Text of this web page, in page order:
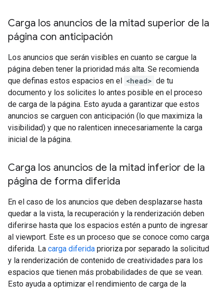
Carga los anuncios de la mitad superior de la
página con anticipación
Los anuncios que serán visibles en cuanto se cargue la
página deben tener la prioridad más alta. Se recomienda
que definas estos espacios en el <head> de tu
documento y los solicites lo antes posible en el proceso
de carga de la página. Esto ayuda a garantizar que estos
anuncios se carguen con anticipación (lo que maximiza la
visibilidad) y que no ralenticen innecesariamente la carga
inicial de la página.
Carga los anuncios de la mitad inferior de la
página de forma diferida
En el caso de los anuncios que deben desplazarse hasta
quedar a la vista, la recuperación y la renderización deben
diferirse hasta que los espacios estén a punto de ingresar
al viewport. Este es un proceso que se conoce como carga
diferida. La carga diferida prioriza por separado la solicitud
y la renderización de contenido de creatividades para los
espacios que tienen más probabilidades de que se vean.
Esto ayuda a optimizar el rendimiento de carga de la